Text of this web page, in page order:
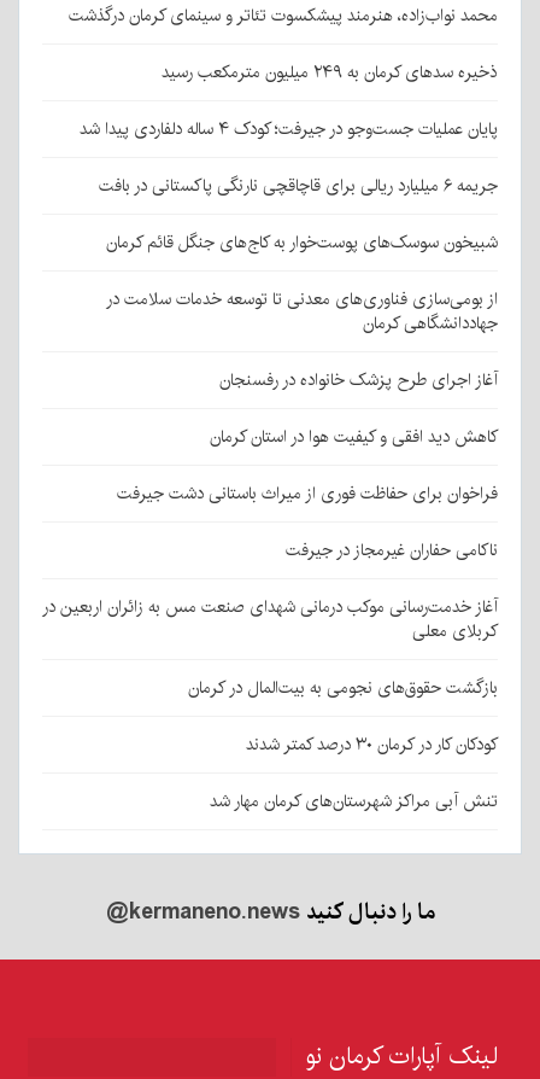
محمد نواب‌زاده، هنرمند پیشکسوت تئاتر و سینمای کرمان درگذشت
ذخیره سدهای کرمان به ۲۴۹ میلیون مترمکعب رسید
پایان عملیات جست‌وجو در جیرفت؛ کودک ۴ ساله دلفاردی پیدا شد
جریمه ۶ میلیارد ریالی برای قاچاقچی نارنگی پاکستانی در بافت
شبیخون سوسک‌های پوست‌خوار به کاج‌های جنگل قائم کرمان
از بومی‌سازی فناوری‌های معدنی تا توسعه خدمات سلامت در
جهاددانشگاهی کرمان
آغاز اجرای طرح پزشک خانواده در رفسنجان
کاهش دید افقی و کیفیت هوا در استان کرمان
فراخوان برای حفاظت فوری از میراث باستانی دشت جیرفت
ناکامی حفاران غیرمجاز در جیرفت
آغاز خدمت‌رسانی موکب درمانی شهدای صنعت مس به زائران اربعین در
کربلای معلی
بازگشت حقوق‌های نجومی به بیت‌المال در کرمان
کودکان کار در کرمان ۳۰ درصد کمتر شدند
تنش آبی مراکز شهرستان‌های کرمان مهار شد
ما را دنبال کنید@kermaneno.news
لینک آپارات کرمان نو